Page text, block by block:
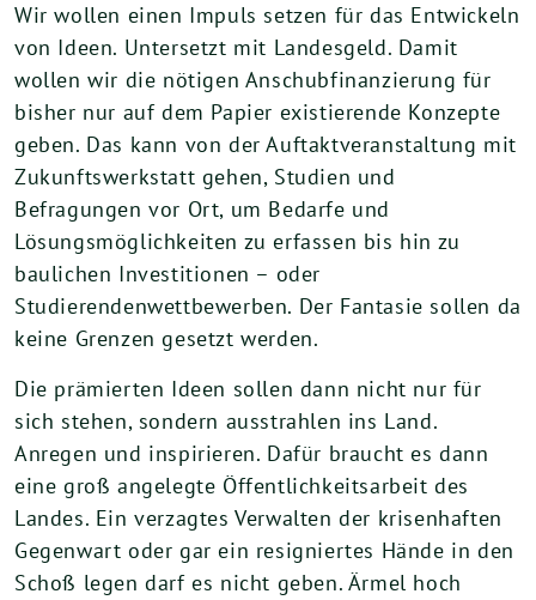
Wir wollen einen Impuls setzen für das Entwickeln
von Ideen. Untersetzt mit Landesgeld. Damit
wollen wir die nötigen Anschubfinanzierung für
bisher nur auf dem Papier existierende Konzepte
geben. Das kann von der Auftaktveranstaltung mit
Zukunftswerkstatt gehen, Studien und
Befragungen vor Ort, um Bedarfe und
Lösungsmöglichkeiten zu erfassen bis hin zu
baulichen Investitionen – oder
Studierendenwettbewerben. Der Fantasie sollen da
keine Grenzen gesetzt werden.
Die prämierten Ideen sollen dann nicht nur für
sich stehen, sondern ausstrahlen ins Land.
Anregen und inspirieren. Dafür braucht es dann
eine groß angelegte Öffentlichkeitsarbeit des
Landes. Ein verzagtes Verwalten der krisenhaften
Gegenwart oder gar ein resigniertes Hände in den
Schoß legen darf es nicht geben. Ärmel hoch